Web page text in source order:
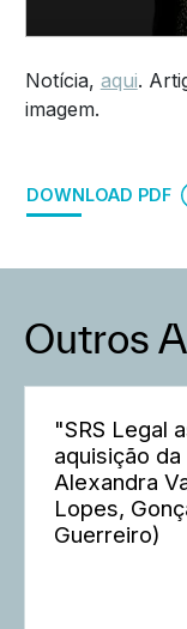
Notícia, aqui.
imagem.
DOWNLOAD PDF
Outros
"SRS Legal
aquisição
Alexandra
Lopes,
Guerreiro)